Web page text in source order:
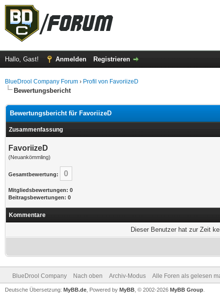
Hallo, Gast! Anmelden Registrieren
BlueDrool Company Forum › Profil von FavoriizeD
Bewertungsbericht
Bewertungsbericht für FavoriizeD
Zusammenfassung
FavoriizeD
(Neuankömmling)
Gesamtbewertung: 0
Mitgliedsbewertungen: 0
Beitragsbewertungen: 0
Kommentare
Dieser Benutzer hat zur Zeit
BlueDrool Company Nach oben Archiv-Modus Alle Foren als gelesen
Deutsche Übersetzung: MyBB.de , Powered by MyBB , © 2002-2026 MyBB Group